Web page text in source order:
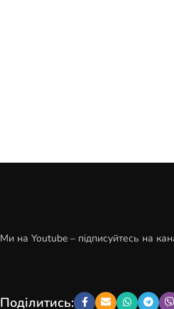
Ми на Youtube – підписуйтесь на
Поділитись: